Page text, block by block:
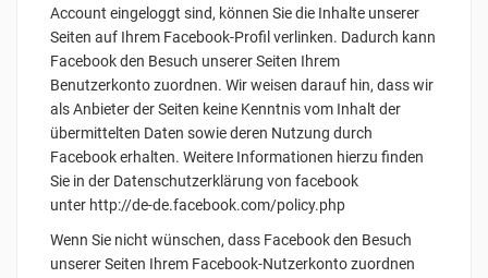
Account eingeloggt sind, können Sie die Inhalte unserer
Seiten auf Ihrem Facebook-Profil verlinken. Dadurch kann
Facebook den Besuch unserer Seiten Ihrem
Benutzerkonto zuordnen. Wir weisen darauf hin, dass wir
als Anbieter der Seiten keine Kenntnis vom Inhalt der
übermittelten Daten sowie deren Nutzung durch
Facebook erhalten. Weitere Informationen hierzu finden
Sie in der Datenschutzerklärung von facebook
unter http://de-de.facebook.com/policy.php
Wenn Sie nicht wünschen, dass Facebook den Besuch
unserer Seiten Ihrem Facebook-Nutzerkonto zuordnen